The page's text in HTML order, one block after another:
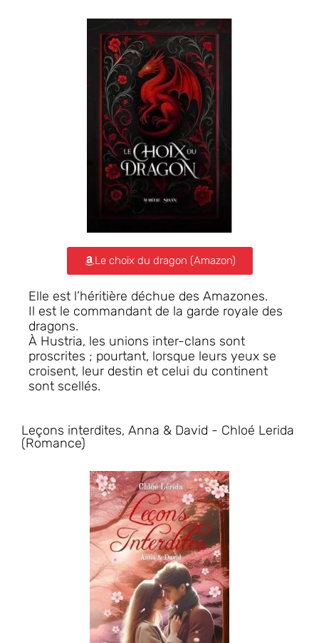
Le choix du dragon (Amazon)
Elle est l’héritière déchue des Amazones.
Il est le commandant de la garde royale des
dragons.
À Hustria, les unions inter-clans sont
proscrites ; pourtant, lorsque leurs yeux se
croisent, leur destin et celui du continent
sont scellés.
Leçons interdites, Anna & David - Chloé Lerida
(Romance)